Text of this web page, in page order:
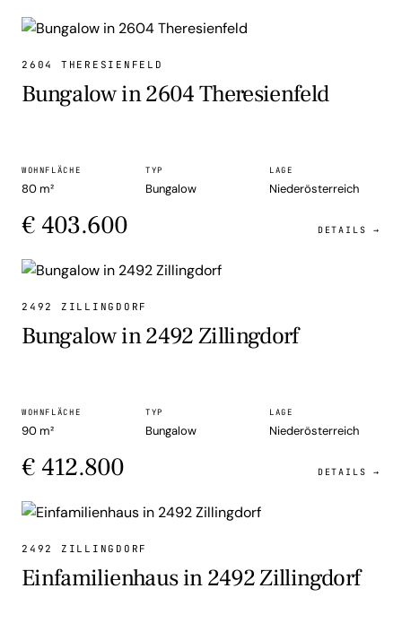
2604 THERESIENFELD
Bungalow in 2604 Theresienfeld
WOHNFLÄCHE
80 m²
TYP
Bungalow
LAGE
Niederösterreich
€ 403.600 DETAILS →
2492 ZILLINGDORF
Bungalow in 2492 Zillingdorf
WOHNFLÄCHE
90 m²
TYP
Bungalow
LAGE
Niederösterreich
€ 412.800 DETAILS →
2492 ZILLINGDORF
Einfamilienhaus in 2492 Zillingdorf